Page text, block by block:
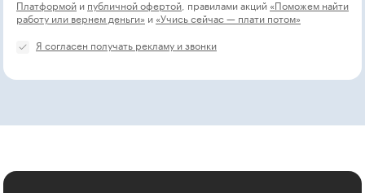
Платформой и публичной офертой , правилами акций «Поможем найти
работу или вернем деньги» и «Учись сейчас — плати потом»
Я согласен получать рекламу и звонки